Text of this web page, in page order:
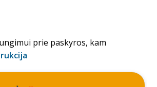
prie paskyros, kam